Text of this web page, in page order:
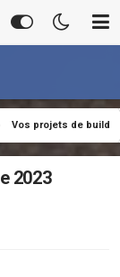
Vos projets de build
2023